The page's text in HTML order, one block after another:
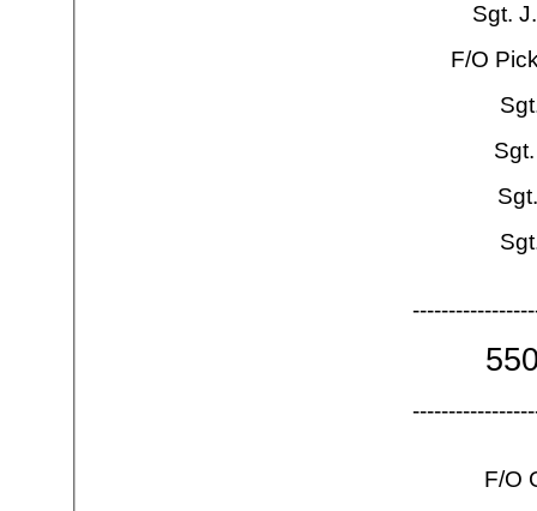
Sgt.
F/O
-----------------
-----------------
F/O